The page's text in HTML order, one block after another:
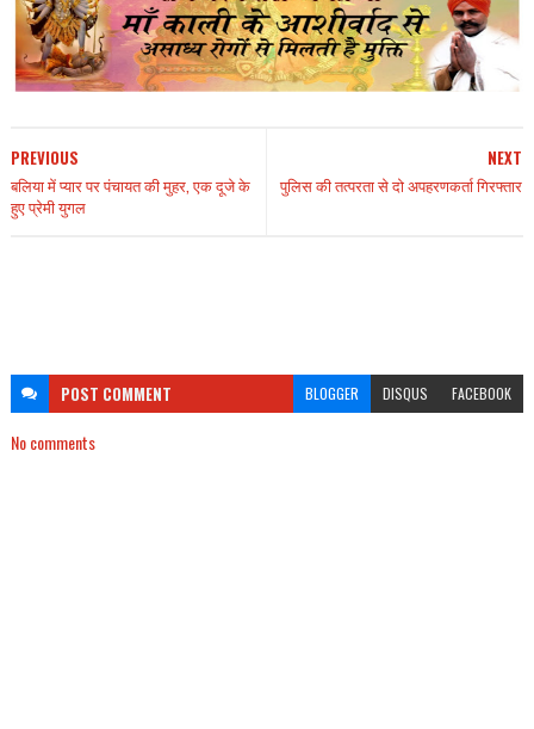
NEXT
पुलिस की तत्परता से दो अपहरणकर्ता गिरफ्तार
PREVIOUS
बलिया में प्यार पर पंचायत की मुहर, एक दूजे के
हुए प्रेमी युगल
POST COMMENT BLOGGER DISQUS FACEBOOK
No comments